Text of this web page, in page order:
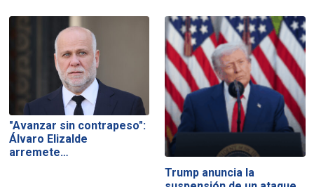
"Avanzar sin contrapeso":
Álvaro Elizalde
arremete…
Trump anuncia la